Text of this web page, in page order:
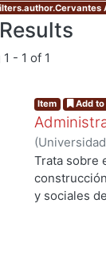
1 - 1 of 1
Item Add
(
Artes para
Poó Rubio,
Utrilla,
Trata sobre
y sociales